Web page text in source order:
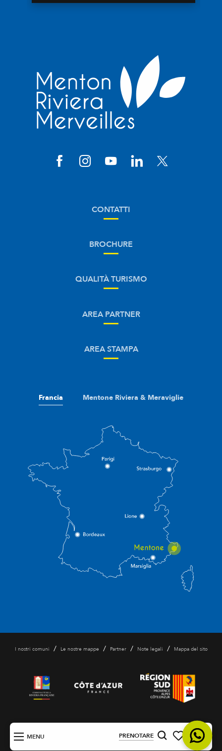
MENU PRENOTARE
Ricerca
IT
CONTATTI
BROCHURE
QUALITÀ TURISMO
AREA PARTNER
AREA STAMPA
Francia Mentone Riviera & Meraviglie
I nostri comuni / Le nostre mappe / Partner / Note legali / Mappa del sito